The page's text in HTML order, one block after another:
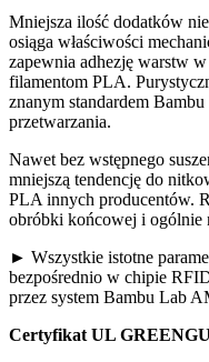
Mniejsza ilość dodatków
osiąga właściwości
zapewnia adhezję warstw
filamentom PLA.
znanym standardem
przetwarzania.
Nawet bez wstępnego
mniejszą tendencję do
PLA innych producentów.
obróbki końcowej i ogólnie
► Wszystkie istotne
bezpośrednio w chipie
przez system Bambu Lab
Certyfikat UL